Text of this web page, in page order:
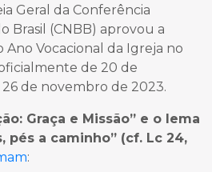
Geral da Conferência
Brasil (CNBB) aprovou a
Vocacional da Igreja no
de 20 de
de novembro de 2023.
Graça e Missão” e o lema
pés a caminho” (cf. Lc 24,
: